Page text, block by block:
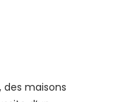
maisons